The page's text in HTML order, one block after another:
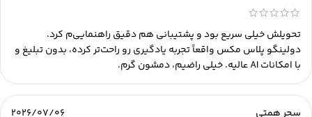
تحویلش خیلی سریع بود و پشتیبانی هم دقیق راهنمایی‌م کرد.
دولینگو پلاس مکس واقعاً تجربه یادگیری رو راحت‌تر کرده، بدون تبلیغ و
با امکانات AI عالیه. خیلی راضیم، دمشون گرم.
سحر همتی 2026/07/06